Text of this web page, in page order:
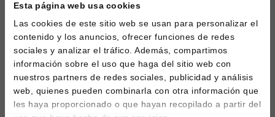
Esta página web usa cookies
Las cookies de este sitio web se usan para personalizar el
contenido y los anuncios, ofrecer funciones de redes
sociales y analizar el tráfico. Además, compartimos
información sobre el uso que haga del sitio web con
nuestros partners de redes sociales, publicidad y análisis
web, quienes pueden combinarla con otra información que
les haya proporcionado o que hayan recopilado a partir del
A esto se suma la significativa pérdida de Martín
Zubimendi, vendido al Arsenal, que representaba
un pilar fundamental en el mediocampo. Estas
ausencias han dejado un vacío importante que el
equipo todavía intenta superar, recurriendo a la
calidad de jugadores como Kubo y Oyarzabal para
intentar sacar adelante los partidos. Sin embargo, su